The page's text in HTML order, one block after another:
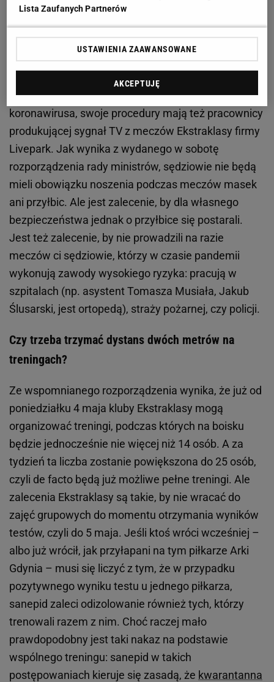
Zobacz wideoZbigniew Boniek mocno o
spekulacjach powrotu Ekstraklasy.
Od 4 maja samoizolacji połączonej z wypełnianiem
ankiet zdrowotnych mają się poddać sędziowie, oni
też – jak piłkarze – przejdą dwie tury testów na
koronawirusa, swoje procedury mają też pracownicy
produkującej sygnał TV z meczów Ekstraklasy firmy
Livepark. Jak wynika z wydanego w sobotę
rozporządzenia rady ministrów, sędziowie nie będą
mieli obowiązku noszenia podczas meczów masek
ani przyłbic. Ale jest zalecenie, by dla własnego
bezpieczeństwa jednak o przyłbice się postarali.
Jest też zalecenie, by nie prowadzili na razie
meczów ci sędziowie, którzy w czasie pandemii
wykonują zawody wysokiego ryzyka: pracują w
szpitalach (np. asystent Tomasza Musiała, Jakub
Ślusarski, jest ortopedą), straży pożarnej, czy policji.
Czy trzeba trzymać dystans dwóch metrów na
treningach?
Ze wspomnianego rozporządzenia wynika, że już od
poniedziałku 4 maja kluby Ekstraklasy mogą
organizować treningi, podczas których na boisku
będzie jednocześnie nie więcej niż 14 osób. A za
tydzień ta liczba zostanie powiększona do 25 osób,
czyli de facto będą już możliwe pełne treningi. Ale
zalecenia Ekstraklasy są takie, by nie wracać do
zajęć grupowych do momentu otrzymania wyników
testów, czyli do 5 maja. Jeśli ktoś wróci wcześniej –
albo już wrócił, jak przyłapani na tym piłkarze Arki
Gdynia – musi się liczyć z tym, że w przypadku
pozytywnego wyniku testu u jednego piłkarza,
sanepid zaleci odizolowanie również tych, którzy
trenowali razem z nim. Choć raczej mało
prawdopodobny jest taki nakaz na podstawie
wspólnego treningu: sanepid w takich
postępowaniach kieruje się zasadą, że kwarantanna
Lista Zaufanych Partnerów
USTAWIENIA ZAAWANSOWANE
AKCEPTUJĘ